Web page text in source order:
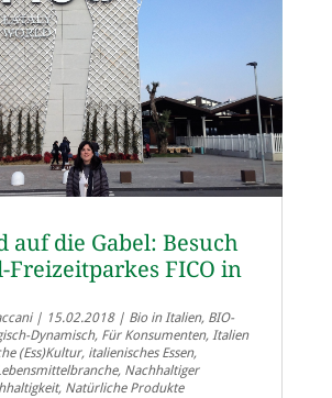
auf die Gabel: Besuch
Freizeitparkes FICO in
| 15.02.2018| Bio in Italien, BIO-
Dynamisch, Für Konsumenten, Italien
(Ess)Kultur, italienisches Essen,
, Nachhaltiger
, Natürliche Produkte